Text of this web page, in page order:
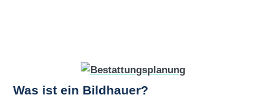
Was ist ein Bildhauer?